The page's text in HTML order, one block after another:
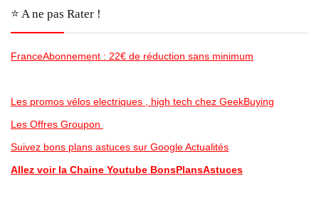
⭐️ A ne pas Rater !
FranceAbonnement : 22€ de réduction sans minimum
Les promos vélos electriques , high tech chez GeekBuying
Les Offres Groupon
Suivez bons plans astuces sur Google Actualités
Allez voir la Chaine Youtube BonsPlansAstuces